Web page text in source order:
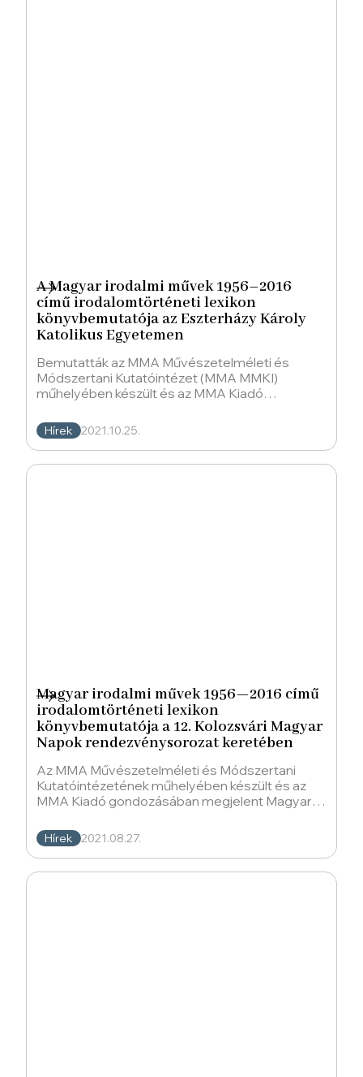
A Magyar irodalmi művek 1956–2016
című irodalomtörténeti lexikon
könyvbemutatója az Eszterházy Károly
Katolikus Egyetemen
Bemutatták az MMA Művészetelméleti és
Módszertani Kutatóintézet (MMA MMKI)
műhelyében készült és az MMA Kiadó
művek
Hírek 2021.10.25.
Magyar irodalmi művek 1956—2016 című
irodalomtörténeti lexikon
könyvbemutatója a 12. Kolozsvári Magyar
Napok rendezvénysorozat keretében
Az MMA Művészetelméleti és Módszertani
Kutatóintézetének műhelyében készült és az
MMA Kiadó gondozásában megjelent Magyar
irodalomtörténeti
Hírek 2021.08.27.